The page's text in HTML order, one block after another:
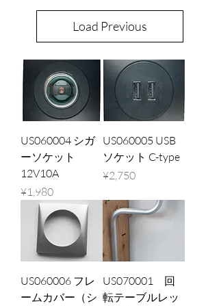
Load Previous
US060004 シガ
ーソケット
12V10A
Price
¥1,980
US060005 USB
ソケット C-type
Price
¥2,750
US060006 フレ
ームカバー（シ
US070001 回
転テーブルレッ